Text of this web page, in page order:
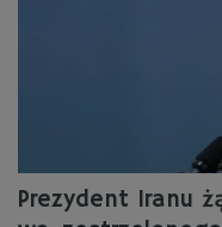
Prezydent Iranu